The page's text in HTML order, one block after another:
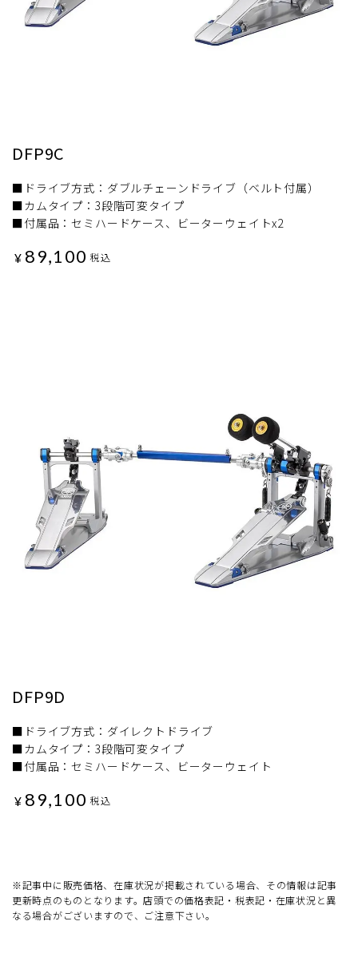
DFP9C
■ドライブ方式：ダブルチェーンドライブ（ベルト付属）
■カムタイプ：3段階可変タイプ
■付属品：セミハードケース、ビーターウェイトx2
¥ 89,100 税込
DFP9D
■ドライブ方式：ダイレクトドライブ
■カムタイプ：3段階可変タイプ
■付属品：セミハードケース、ビーターウェイト
¥ 89,100 税込
※記事中に販売価格、在庫状況が掲載されている場合、その情報は記事
更新時点のものとなります。店頭での価格表記・税表記・在庫状況と異
なる場合がございますので、ご注意下さい。